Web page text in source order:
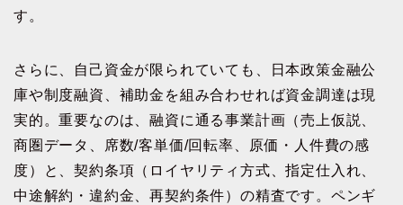
す。
さらに、自己資金が限られていても、日本政策金融公
庫や制度融資、補助金を組み合わせれば資金調達は現
実的。重要なのは、融資に通る事業計画（売上仮説、
商圏データ、席数/客単価/回転率、原価・人件費の感
度）と、契約条項（ロイヤリティ方式、指定仕入れ、
中途解約・違約金、再契約条件）の精査です。ペンギ